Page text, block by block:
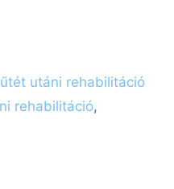
utáni rehabilitáció
rehabilitáció,